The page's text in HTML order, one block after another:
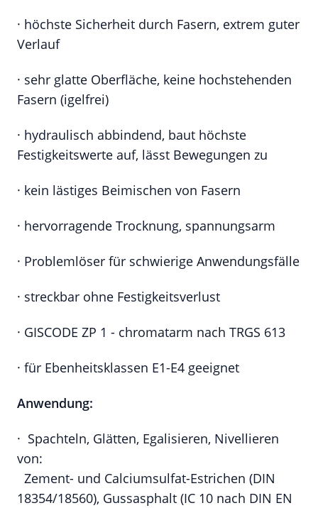
· höchste Sicherheit durch Fasern, extrem guter
Verlauf
· sehr glatte Oberfläche, keine hochstehenden
Fasern (igelfrei)
· hydraulisch abbindend, baut höchste
Festigkeitswerte auf, lässt Bewegungen zu
· kein lästiges Beimischen von Fasern
· hervorragende Trocknung, spannungsarm
· Problemlöser für schwierige Anwendungsfälle
· streckbar ohne Festigkeitsverlust
· GISCODE ZP 1 - chromatarm nach TRGS 613
· für Ebenheitsklassen E1-E4 geeignet
Anwendung:
· Spachteln, Glätten, Egalisieren, Nivellieren
von:
Zement- und Calciumsulfat-Estrichen (DIN
18354/18560), Gussasphalt (IC 10 nach DIN EN